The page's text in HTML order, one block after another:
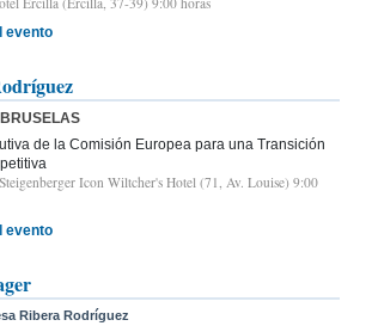
evento
de la Comisión Europea para una Transición
Icon Wiltcher's Hotel (71, Av. Louise) 9:00
evento
Ribera Rodríguez